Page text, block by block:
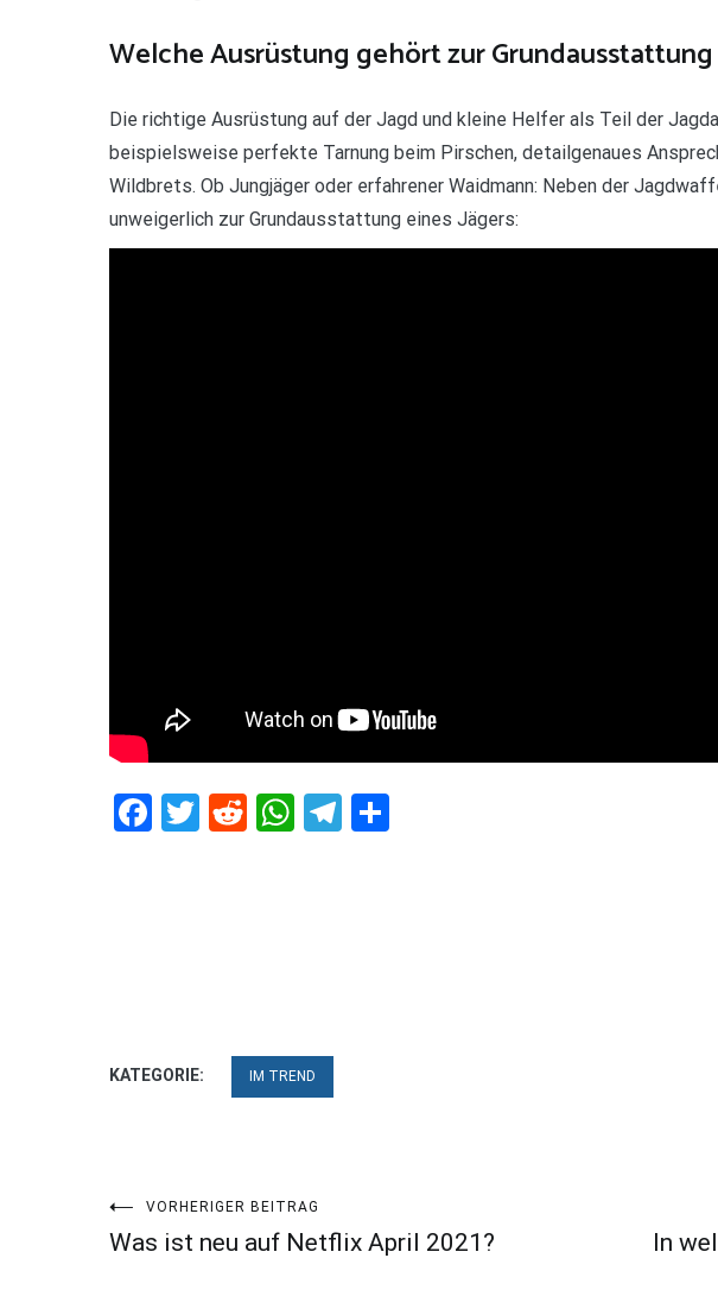
Welche Ausrüstung gehört zur Grundausstattung
Die richtige Ausrüstung auf der Jagd und kleine Helfer als Teil der
beispielsweise perfekte Tarnung beim Pirschen, detailgenaues
Wildbrets. Ob Jungjäger oder erfahrener Waidmann: Neben der
unweigerlich zur Grundausstattung eines Jägers:
Facebook
Twitter
RedditWhatsApp
Telegram
KATEGORIE: IM TREND
Beitragsnavigation
VORHERIGER BEITRAG
Was ist neu auf Netflix April 2021? In